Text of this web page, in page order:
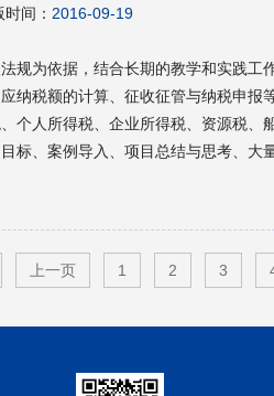
时间： 2016-09-19
规为依据，结合长期的教学和实践工
纳税额的计算、征收征管与纳税申报
个人所得税、企业所得税、资源税、
标、案例导入、项目总结与思考、大
知识。同时，该教材配有《税法习题
专业的学生顺利走上会计工作岗位打
为会计、税务、财务管理、审计、金
会计及税务人员业务学习、岗位培训
上一页 1 2 3